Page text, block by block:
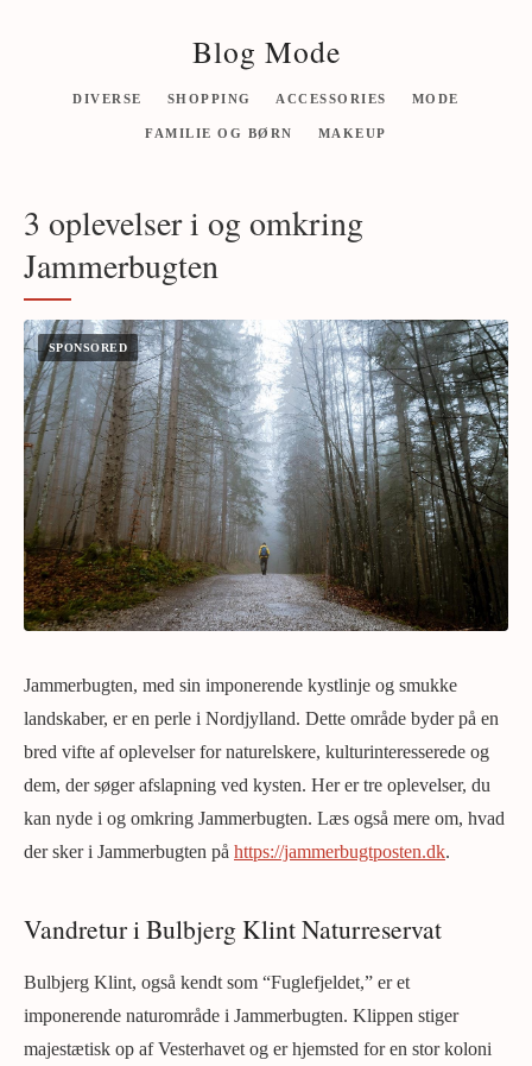
Blog Mode
DIVERSE SHOPPING ACCESSORIES MODE
FAMILIE OG BØRN MAKEUP
3 oplevelser i og omkring
Jammerbugten
Jammerbugten, med sin imponerende kystlinje og smukke
landskaber, er en perle i Nordjylland. Dette område byder på en
bred vifte af oplevelser for naturelskere, kulturinteresserede og
dem, der søger afslapning ved kysten. Her er tre oplevelser, du
kan nyde i og omkring Jammerbugten. Læs også mere om, hvad
der sker i Jammerbugten på https://jammerbugtposten.dk.
Vandretur i Bulbjerg Klint Naturreservat
Bulbjerg Klint, også kendt som “Fuglefjeldet,” er et
imponerende naturområde i Jammerbugten. Klippen stiger
majestætisk op af Vesterhavet og er hjemsted for en stor koloni